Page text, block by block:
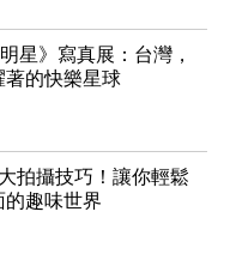
星》寫真展：台灣，
著的快樂星球
拍攝技巧！讓你輕鬆
的趣味世界